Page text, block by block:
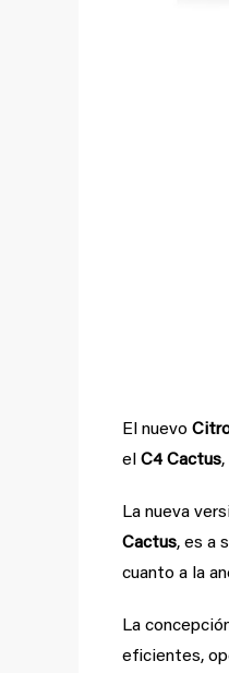
El nuevo
el C4 Cactus
La nueva
Cactus, es a
cuanto a la
La
eficientes,